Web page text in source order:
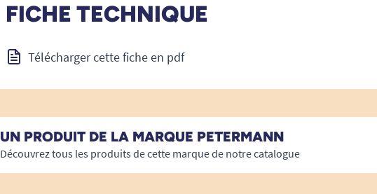
FICHE TECHNIQUE
Télécharger cette fiche en pdf
UN PRODUIT DE LA MARQUE PETERMANN
Découvrez tous les produits de cette marque de notre catalogue